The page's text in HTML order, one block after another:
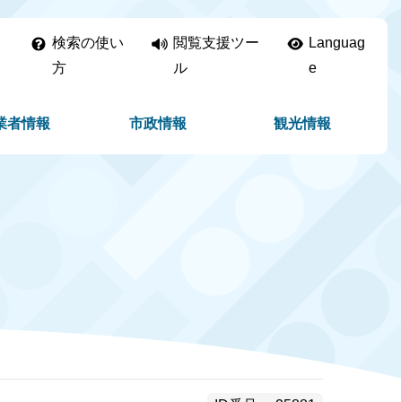
検索の使い
方
閲覧支援ツー
ル
Languag
e
者情報 市政情報 観光情報